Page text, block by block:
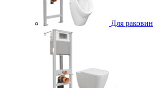
Для раковин